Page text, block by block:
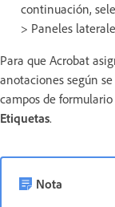
continuación,
> Paneles
Para que Acrobat
anotaciones según
campos de formulario
Etiquetas.
Nota